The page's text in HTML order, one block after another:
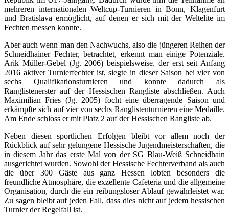
mehreren internationalen Weltcup-Turnieren in Bonn, Klagenfurt
und Bratislava ermöglicht, auf denen er sich mit der Weltelite im
Fechten messen konnte.
Aber auch wenn man den Nachwuchs, also die jüngeren Reihen der
Schneidhainer Fechter, betrachtet, erkennt man einige Potenziale.
Arik Müller-Gebel (Jg. 2006) beispielsweise, der erst seit Anfang
2016 aktiver Turnierfechter ist, siegte in dieser Saison bei vier von
sechs Qualifikationsturnieren und konnte dadurch als
Ranglistenerster auf der Hessischen Rangliste abschließen. Auch
Maximilian Fries (Jg. 2005) focht eine überragende Saison und
erkämpfte sich auf vier von sechs Ranglistenturnieren eine Medaille.
Am Ende schloss er mit Platz 2 auf der Hessischen Rangliste ab.
Neben diesen sportlichen Erfolgen bleibt vor allem noch der
Rückblick auf sehr gelungene Hessische Jugendmeisterschaften, die
in diesem Jahr das erste Mal von der SG Blau-Weiß Schneidhain
ausgerichtet wurden. Sowohl der Hessische Fechterverband als auch
die über 300 Gäste aus ganz Hessen lobten besonders die
freundliche Atmosphäre, die exzellente Cafeteria und die allgemeine
Organisation, durch die ein reibungsloser Ablauf gewährleistet war.
Zu sagen bleibt auf jeden Fall, dass dies nicht auf jedem hessischen
Turnier der Regelfall ist.